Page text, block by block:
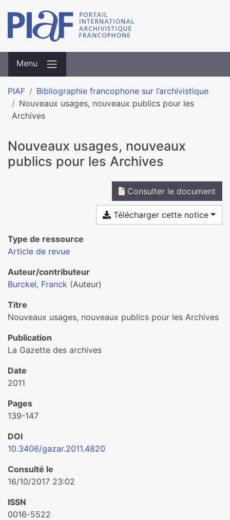
Menu
PIAF
Bibliographie francophone sur l’archivistique
Nouveaux usages, nouveaux publics pour les
Archives
Nouveaux usages, nouveaux
publics pour les Archives
Consulter le document
Télécharger cette notice
Type de ressource
Article de revue
Auteur/contributeur
Burckel, Franck (Auteur)
Titre
Nouveaux usages, nouveaux publics pour les Archives
Publication
La Gazette des archives
Date
2011
Pages
139-147
DOI
10.3406/gazar.2011.4820
Consulté le
16/10/2017 23:02
ISSN
0016-5522